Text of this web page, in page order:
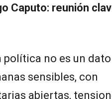
Caputo: reunión
política no es un
sensibles, con
abiertas,